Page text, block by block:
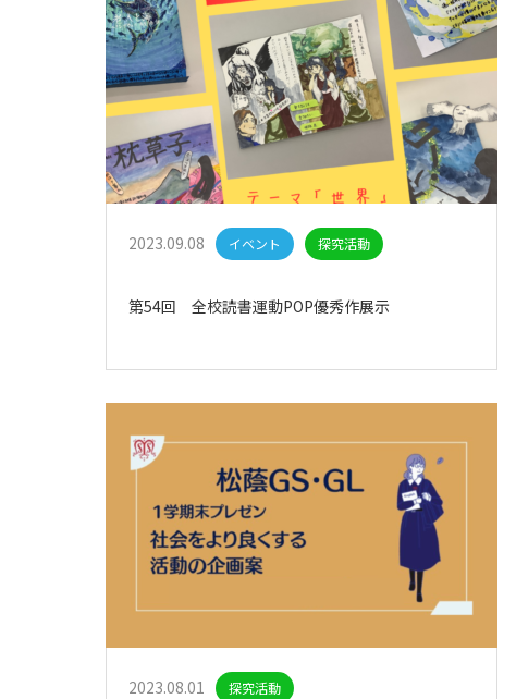
2023.09.08 イベント 探究活動
第54回 全校読書運動POP優秀作展示
2023.08.01 探究活動